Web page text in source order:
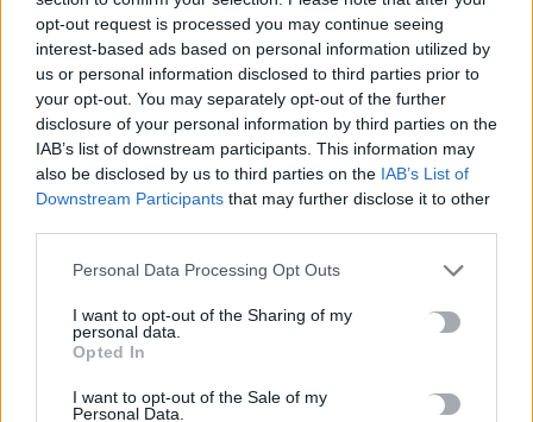
opt-out request is processed you may continue seeing
interest-based ads based on personal information utilized by
us or personal information disclosed to third parties prior to
your opt-out. You may separately opt-out of the further
disclosure of your personal information by third parties on the
IAB’s list of downstream participants. This information may
also be disclosed by us to third parties on the IAB’s List of
Downstream Participants that may further disclose it to other
Personal Data Processing Opt Outs
I want to opt-out of the Sharing of my
personal data.
Opted In
I want to opt-out of the Sale of my
Personal Data.
«Θεριακλήδες» οι Έλληνες – Πάνω από 1 στους 5 καπνίζει
καθημερινά
7 Αυγούστου, 2026
Σε εξέλιξη οι δηλώσεις Πόθεν Έσχες – Αναλυτικά η
διαδικασία
7 Αυγούστου, 2026
Πότε πληρώνονται οι συντάξεις Σεπτεμβρίου
Ξεκινούν οι ετήσιες Καλοκαιρινές Εκθέσεις του Φεστιβάλ
Κινηματογράφου Χανίων